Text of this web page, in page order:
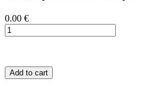
0.00 €
Add to cart